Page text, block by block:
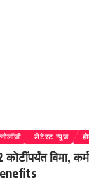
लेटेस्ट न्युज
विमा,